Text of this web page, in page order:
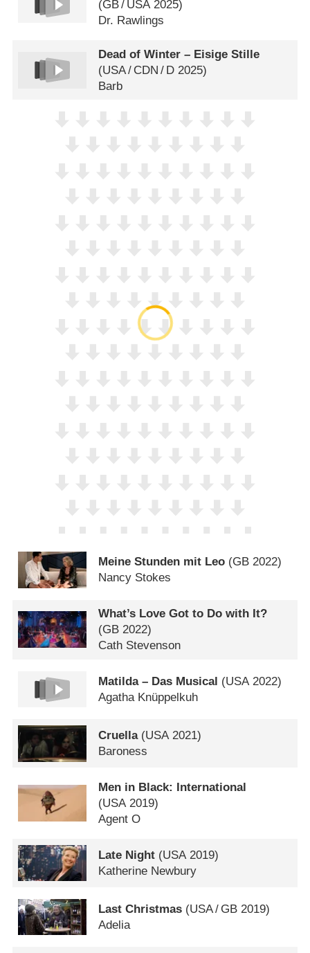
(GB/ USA2025)
Dr. Rawlings
Dead of Winter – Eisige Stille
(USA/ CDN / D 2025)
Barb
Meine Stunden mit Leo (GB 2022)
Nancy Stokes
What’s Love Got to Do with It?
(GB 2022)
Cath Stevenson
Matilda – Das Musical (USA2022)
Agatha Knüppelkuh
Cruella(USA2021)
Baroness
Men in Black: International
(USA2019)
Agent O
Late Night (USA2019)
Katherine Newbury
Last Christmas (USA/ GB 2019)
Adelia